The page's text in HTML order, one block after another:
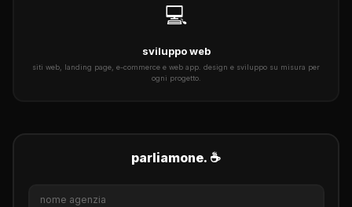
💻
sviluppo web
siti web, landing page, e-commerce e web app. design e sviluppo su misura per
ogni progetto.
parliamone. ☕